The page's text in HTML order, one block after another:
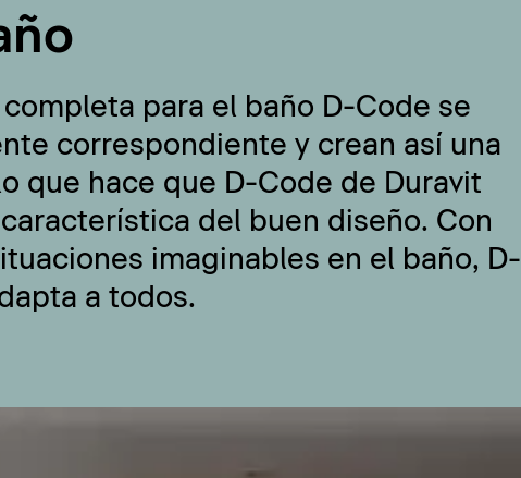
para el baño D-Code se
correspondiente y crean así una
que hace que D-Code de Duravit
del buen diseño. Con
imaginables en el baño, D-
a todos.